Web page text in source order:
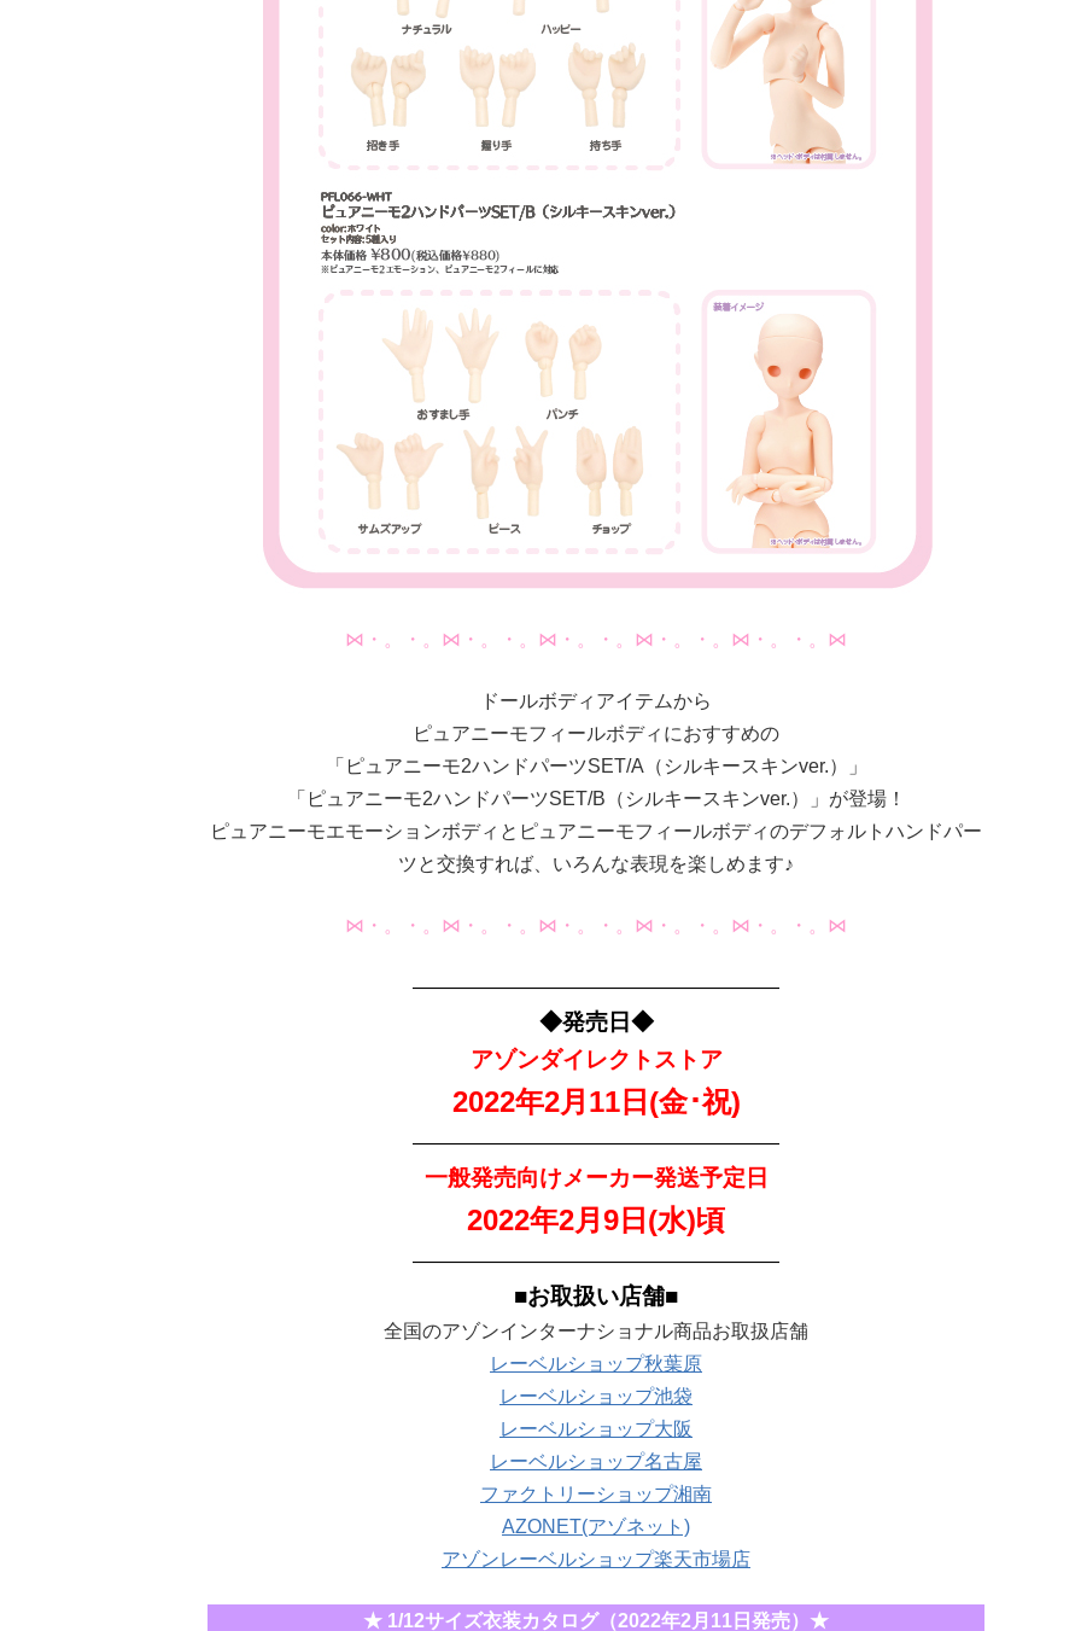
⋈・。・。⋈・。・。⋈・。・。⋈・。・。⋈・。・。⋈
ドールボディアイテムから
ピュアニーモフィールボディにおすすめの
「ピュアニーモ2ハンドパーツSET/A（シルキースキンver.）」
「ピュアニーモ2ハンドパーツSET/B（シルキースキンver.）」が登場！
ピュアニーモエモーションボディとピュアニーモフィールボディのデフォルトハンドパー
ツと交換すれば、いろんな表現を楽しめます♪
⋈・。・。⋈・。・。⋈・。・。⋈・。・。⋈・。・。⋈
———————————————————
◆発売日◆
アゾンダイレクトストア
2022年2月11日(金･祝)
———————————————————
一般発売向けメーカー発送予定日
2022年2月9日(水)頃
———————————————————
■お取扱い店舗■
全国のアゾンインターナショナル商品お取扱店舗
レーベルショップ秋葉原
レーベルショップ池袋
レーベルショップ大阪
レーベルショップ名古屋
ファクトリーショップ湘南
AZONET(アゾネット)
アゾンレーベルショップ楽天市場店
★ 1/12サイズ衣装カタログ（2022年2月11日発売）★